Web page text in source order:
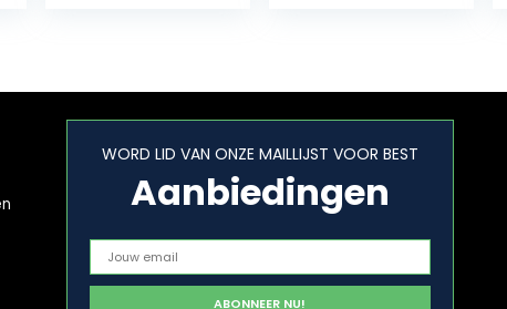
WORD LID VAN ONZE MAILLIJST VOOR BEST
Aanbiedingen